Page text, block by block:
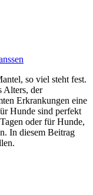
so viel steht fest.
Alters, der
Erkrankungen eine
Hunde sind perfekt
oder für Hunde,
In diesem Beitrag